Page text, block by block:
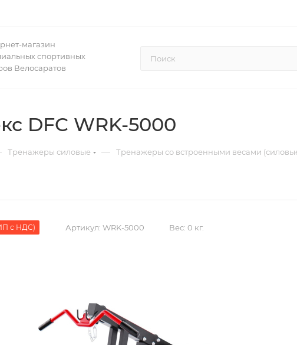
магазин
спортивных
Велосаратов
DFC WRK-5000
Тренажеры силовые —
Тренажеры со встроенными весами
с НДС) Артикул: WRK-5000 Вес: 0 кг.